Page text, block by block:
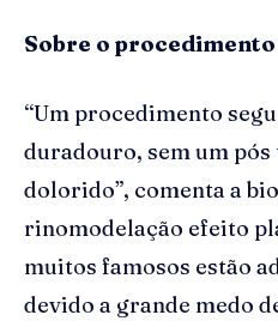
Sobre o procedimento
“Um procedimento
duradouro, sem um pós
dolorido”, comenta a
rinomodelação efeito
muitos famosos estão
devido a grande medo